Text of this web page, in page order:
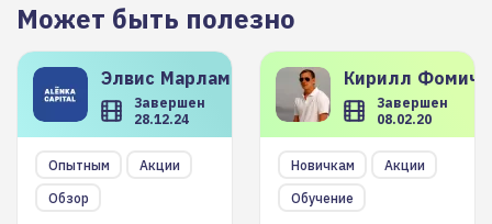
Может быть полезно
Элвис Марламов
Завершен
28.12.24
Опытным
Акции
Обзор
Кирилл
Завершен
08.02.20
Новичкам
Акции
Обучение